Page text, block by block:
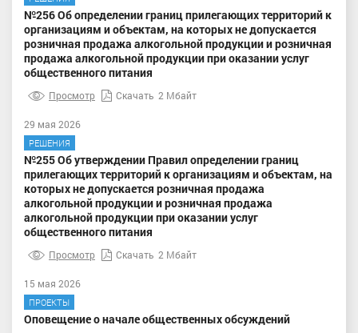
№256 Об определении границ прилегающих территорий к
организациям и объектам, на которых не допускается
розничная продажа алкогольной продукции и розничная
продажа алкогольной продукции при оказании услуг
общественного питания
Просмотр Скачать 2 Мбайт
29 мая 2026
РЕШЕНИЯ
№255 Об утверждении Правил определении границ
прилегающих территорий к организациям и объектам, на
которых не допускается розничная продажа
алкогольной продукции и розничная продажа
алкогольной продукции при оказании услуг
общественного питания
Просмотр Скачать 2 Мбайт
15 мая 2026
ПРОЕКТЫ
Оповещение о начале общественных обсуждений